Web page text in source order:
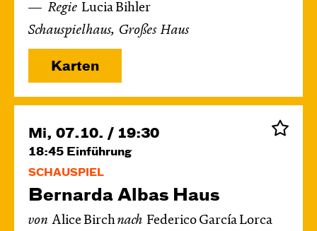
Regie Lucia Bihler
Schauspielhaus, Großes Haus
Karten
Mi, 07.10. / 19:30
18:45 Einführung
SCHAUSPIEL
Bernarda Albas Haus
von Alice Birchnach Federico García Lorca